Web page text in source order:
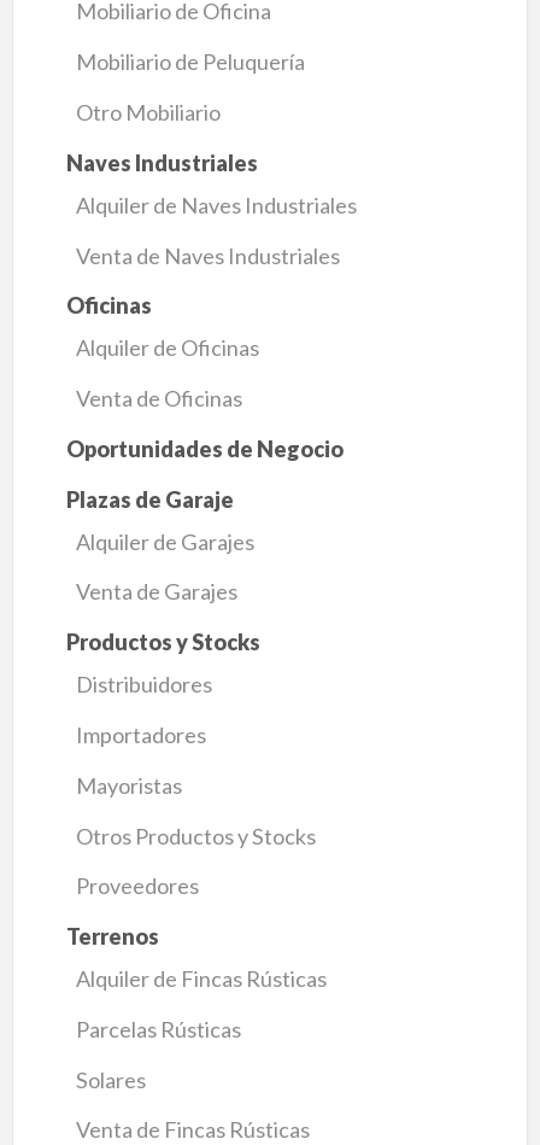
Mobiliario de Oficina
Mobiliario de Peluquería
Otro Mobiliario
Naves Industriales
Alquiler de Naves Industriales
Venta de Naves Industriales
Oficinas
Alquiler de Oficinas
Venta de Oficinas
Oportunidades de Negocio
Plazas de Garaje
Alquiler de Garajes
Venta de Garajes
Productos y Stocks
Distribuidores
Importadores
Mayoristas
Otros Productos y Stocks
Proveedores
Terrenos
Alquiler de Fincas Rústicas
Parcelas Rústicas
Solares
Venta de Fincas Rústicas